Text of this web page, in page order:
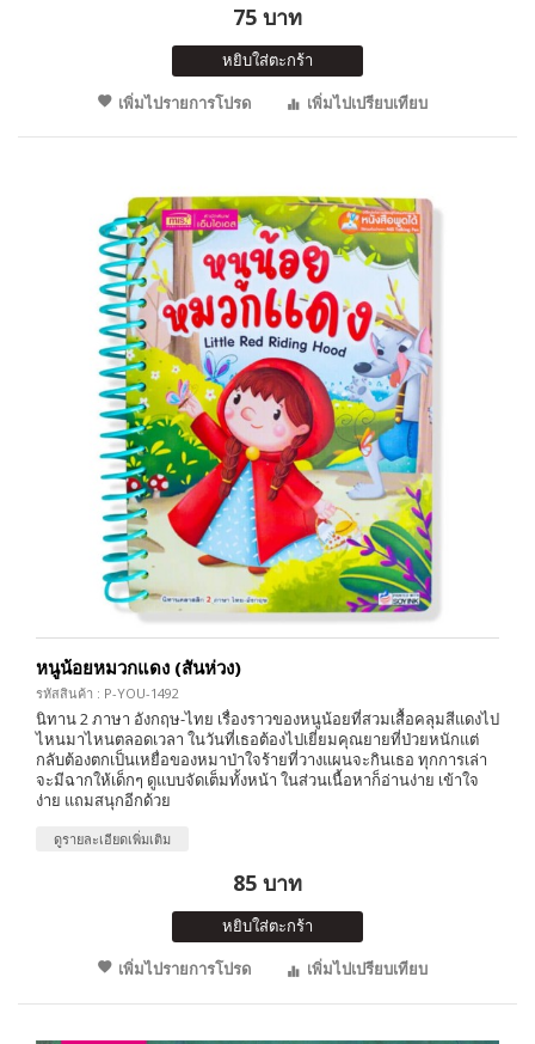
75 บาท
หยิบใส่ตะกร้า
เพิ่มไปรายการโปรด
เพิ่มไปเปรียบเทียบ
หนูน้อยหมวกแดง (สันห่วง)
รหัสสินค้า : P-YOU-1492
นิทาน 2 ภาษา อังกฤษ-ไทย เรื่องราวของหนูน้อยที่สวมเสื้อคลุมสีแดงไป
ไหนมาไหนตลอดเวลา ในวันที่เธอต้องไปเยี่ยมคุณยายที่ป่วยหนักแต่
กลับต้องตกเป็นเหยื่อของหมาป่าใจร้ายที่วางแผนจะกินเธอ ทุกการเล่า
จะมีฉากให้เด็กๆ ดูแบบจัดเต็มทั้งหน้า ในส่วนเนื้อหาก็อ่านง่าย เข้าใจ
ง่าย แถมสนุกอีกด้วย
ดูรายละเอียดเพิ่มเติม
85 บาท
หยิบใส่ตะกร้า
เพิ่มไปรายการโปรด
เพิ่มไปเปรียบเทียบ